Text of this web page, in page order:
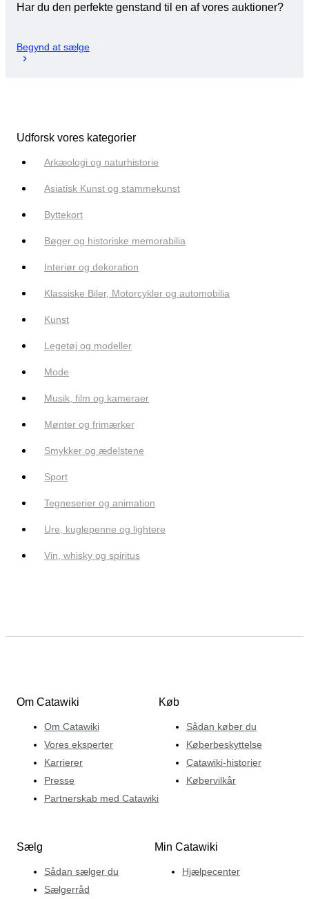
Har du den perfekte genstand til en af vores auktioner?
Begynd at sælge
Udforsk vores kategorier
Arkæologi og naturhistorie
Asiatisk Kunst og stammekunst
Byttekort
Bøger og historiske memorabilia
Interiør og dekoration
Klassiske Biler, Motorcykler og automobilia
Kunst
Legetøj og modeller
Mode
Musik, film og kameraer
Mønter og frimærker
Smykker og ædelstene
Sport
Tegneserier og animation
Ure, kuglepenne og lightere
Vin, whisky og spiritus
Om Catawiki
Om Catawiki
Vores eksperter
Karrierer
Presse
Partnerskab med Catawiki
Køb
Sådan køber du
Køberbeskyttelse
Catawiki-historier
Købervilkår
Sælg
Sådan sælger du
Sælgerråd
Min Catawiki
Hjælpecenter